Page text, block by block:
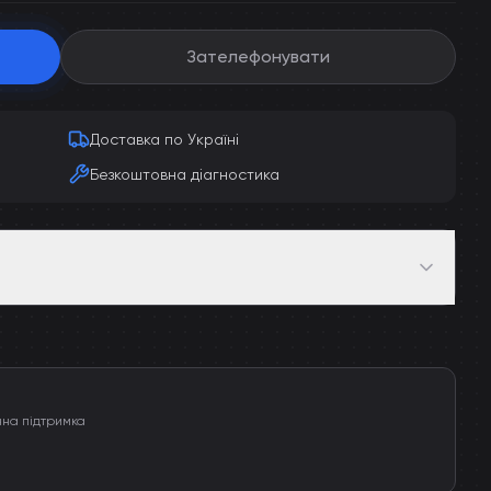
Зателефонувати
Доставка по Україні
Безкоштовна діагностика
підтримка